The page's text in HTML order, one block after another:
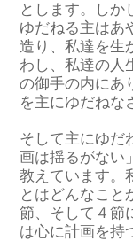
とします。しか
ゆだねる主はあ
造り、私達を生
わし、私達の人
の御手の内にあ
を主にゆだねな
そして主にゆだ
画は揺るがない
教えています。
とはどんなこと
節、そして４節
は心に計画を持